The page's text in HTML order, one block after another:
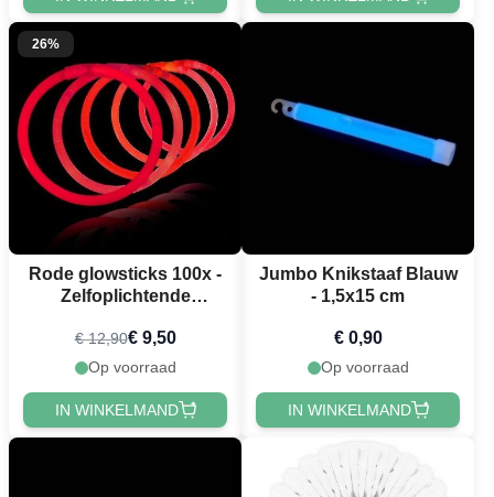
26%
Rode glowsticks 100x -
Zelfoplichtende
€ 12,90€ 9,50
Op voorraad
IN WINKELMAND
Jumbo Knikstaaf Blauw
- 1,5x15 cm
€ 0,90
Op voorraad
IN WINKELMAND